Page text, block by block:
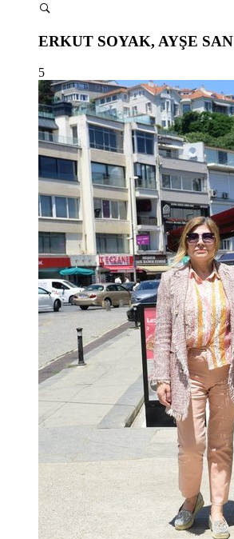
ERKUT SOYAK, AYŞE SAN
5